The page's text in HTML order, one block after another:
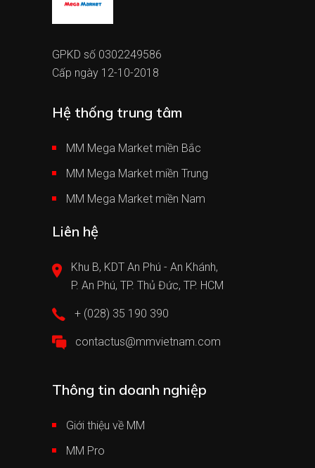
GPKD số 0302249586
Cấp ngày 12-10-2018
Hệ thống trung tâm
MM Mega Market miền Bắc
MM Mega Market miền Trung
MM Mega Market miền Nam
Liên hệ
Khu B, KDT An Phú - An Khánh,
P. An Phú, TP. Thủ Đức, TP. HCM
+ (028) 35 190 390
contactus@mmvietnam.com
Thông tin doanh nghiệp
Giới thiệu về MM
MM Pro